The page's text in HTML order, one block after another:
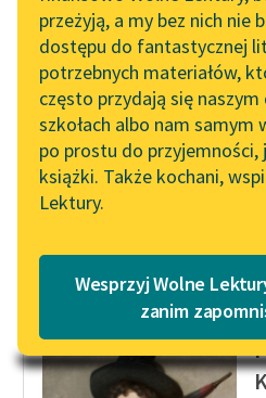
Chatterley” do słuchania
na Wolnych Lekturach
Nowy audiobook –
„Marzenie o Oriencie”
Sophie Elkan
Kolekcja Nadwyraz.com x
Wolne Lektury – idealna na
Lektury szkolne i klasyka
literatury do słuchania dla
przeżyją, a my bez nich nie
dostępu do fantastycznej
potrzebnych materiałów,
często przydają się
szkołach albo nam samym
po prostu do przyjemności,
książki. Także kochani,
Lektury.
Wesprzyj Wolne
zanim